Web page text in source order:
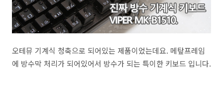
오테뮤 기계식 청축으로 되어있는 제품이었는데요. 메탚프레임
에 방수막 처리가 되어있어서 방수가 되는 특이한 키보드 입니다.